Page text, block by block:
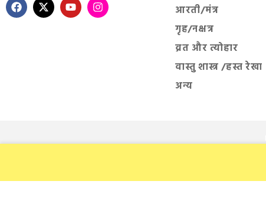
आरती/मंत्र
गृह/नक्षत्र
व्रत और त्योहार
वास्तु शास्त्र /हस्त रेखा
अन्य